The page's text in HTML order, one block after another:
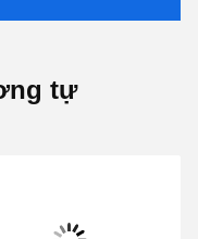
tự